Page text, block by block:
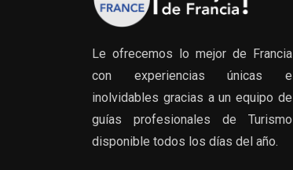
Le ofrecemos lo mejor de Francia
con experiencias únicas e
inolvidables gracias a un equipo de
guías profesionales de Turismo
disponible todos los días del año.